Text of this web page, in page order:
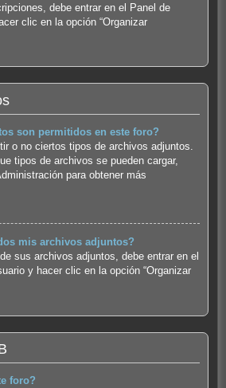
debe entrar en el Panel de
clic en la opción “Organizar
son permitidos en este foro?
o no ciertos tipos de archivos adjuntos.
tipos de archivos se pueden cargar,
para obtener más
mis archivos adjuntos?
sus archivos adjuntos, debe entrar en el
y hacer clic en la opción “Organizar
foro?